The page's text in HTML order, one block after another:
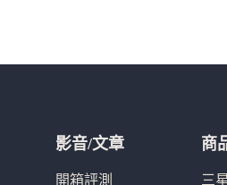
影音/文章
開箱評測
商
三